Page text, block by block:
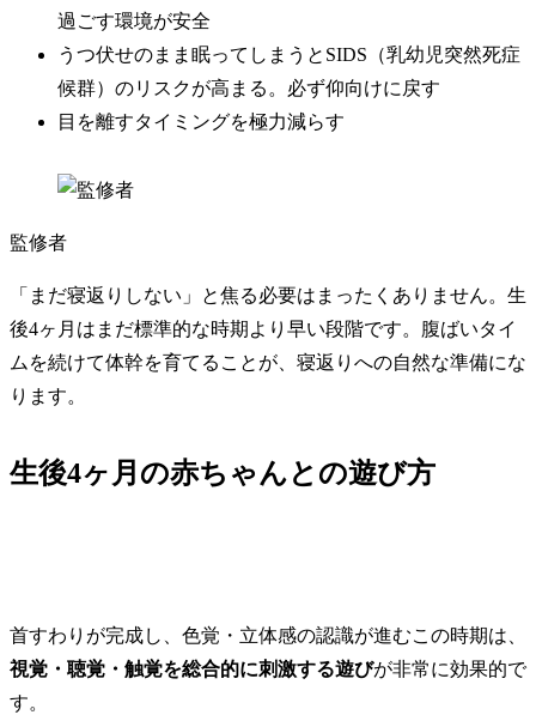
過ごす環境が安全
うつ伏せのまま眠ってしまうとSIDS（乳幼児突然死症
候群）のリスクが高まる。必ず仰向けに戻す
目を離すタイミングを極力減らす
監修者
「まだ寝返りしない」と焦る必要はまったくありません。生
後4ヶ月はまだ標準的な時期より早い段階です。腹ばいタイ
ムを続けて体幹を育てることが、寝返りへの自然な準備にな
ります。
生後4ヶ月の赤ちゃんとの遊び方
首すわりが完成し、色覚・立体感の認識が進むこの時期は、
視覚・聴覚・触覚を総合的に刺激する遊びが非常に効果的で
す。